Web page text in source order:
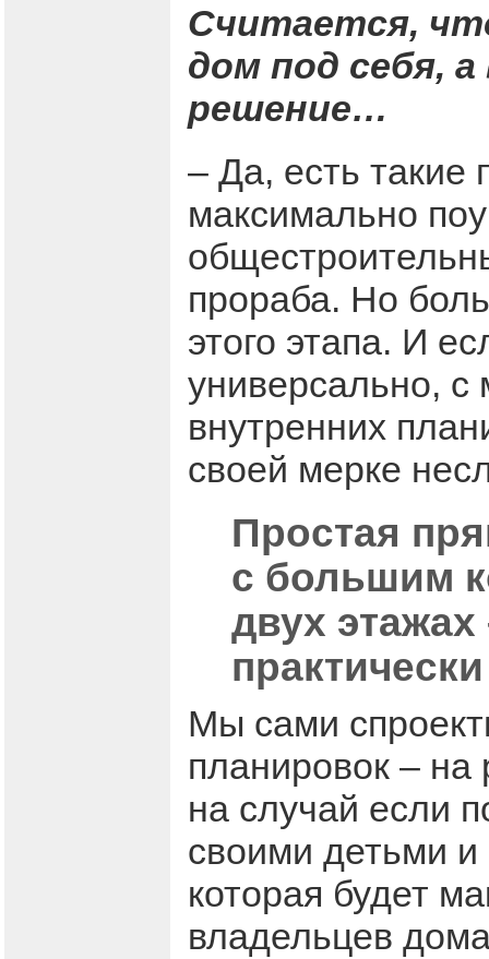
Считается,
дом под себя,
решение…
– Да, есть такие
максимально
прораба. Но
этого этапа. И
универсально,
внутренних
своей мерке
Простая
с большим
двух
Мы сами
планировок – на
на случай если
своими детьми и
которая будет
владельцев